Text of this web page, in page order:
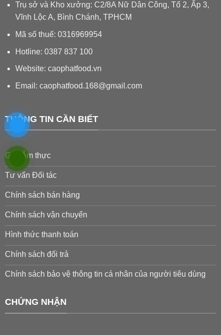
Trụ sở và Kho xưởng: C2/8A Nữ Dân Công, Tổ 2, Ấp 3,
Vĩnh Lộc A, Bình Chánh, TPHCM
Mã số thuế: 0316969954
Hotline: 0387 837 100
Website: caophatfood.vn
Email: caophatfood.168@gmail.com
THÔNG TIN CẦN BIẾT
Góc Ẩm thực
Tư vấn Đối tác
Chính sách bán hàng
Chính sách vận chuyển
Hình thức thanh toán
Chính sách đổi trả
Chính sách bảo vệ thông tin cá nhân của người tiêu dùng
CHỨNG NHẬN